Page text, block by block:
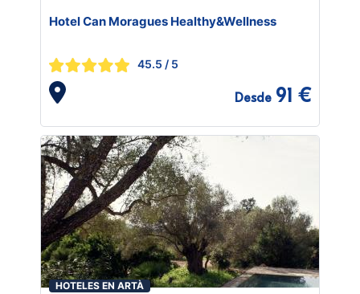
Hotel Can Moragues Healthy&Wellness
45.5 / 5
Desde 91 €
HOTELES EN ARTÀ